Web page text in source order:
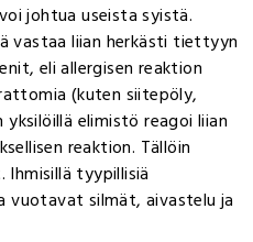
johtua useista syistä.
vastaa liian herkästi tiettyyn
eli allergisen reaktion
(kuten siitepöly,
elimistö reagoi liian
reaktion. Tällöin
Ihmisillä tyypillisiä
vuotavat silmät, aivastelu ja